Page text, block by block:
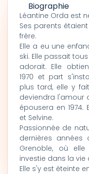
Biographie
Léantine Orda est
Ses parents
frère.
Elle a eu une
ski. Elle passait
adorait. Elle
1970 et part
plus tard, elle y
deviendra l'amour
épousera en 1974.
et Selvine.
Passionnée de
dernières
Grenoble, où
investie dans la vie
Elle s'y est éteinte